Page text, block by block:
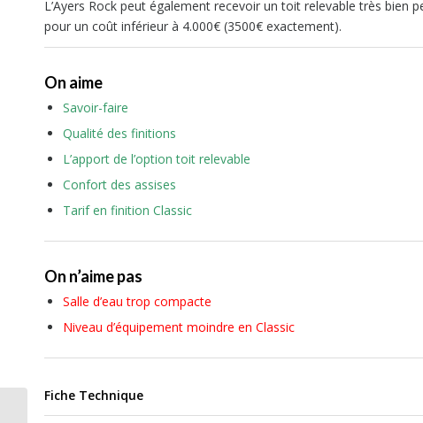
L’Ayers Rock peut également recevoir un toit relevable très bien
pour un coût inférieur à 4.000€ (3500€ exactement).
On aime
Savoir-faire
Qualité des finitions
L’apport de l’option toit relevable
Confort des assises
Tarif en finition Classic
On n’aime pas
Salle d’eau trop compacte
Niveau d’équipement moindre en Classic
Fiche Technique